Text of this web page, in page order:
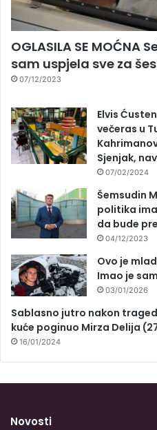
OGLASILA SE MOĆNA
sam uspjela sve za
07/12/2023
Elvis
večeras u
Sjenjak,
07/02/2024
Šemsudin
politika
da bude
04/12/2023
Ovo je
Imao je
03/01/2026
Sablasno jutro nakon
kuće poginuo Mirza Delija
16/01/2024
Novosti